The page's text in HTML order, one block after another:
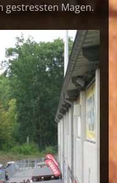
gestressten Magen.